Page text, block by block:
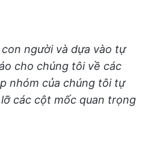
người và dựa vào tự
cho chúng tôi về các
nhóm của chúng tôi tự
các cột mốc quan trọng